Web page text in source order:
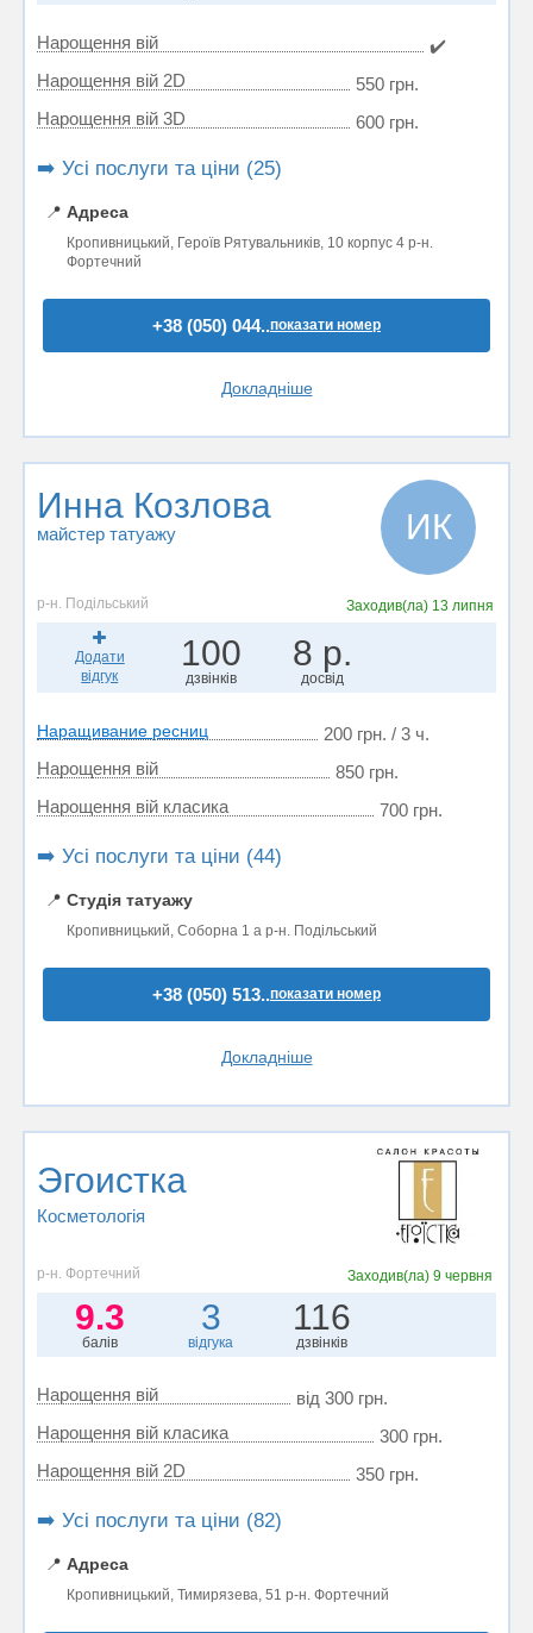
Нарощення вій
✔️
Нарощення вій 2D
550 грн.
Нарощення вій 3D
600 грн.
➡️ Усі послуги та ціни (25)
📍 Адреса
Кропивницький, Героїв Рятувальників, 10 корпус 4 р-н.
Фортечний
+38 (050) 044..показати номер
Докладніше
Инна Козлова
майстер татуажу ИК
р-н. Подільський Заходив(ла) 13 липня
Додати
відгук
100
дзвінків
8 р.
досвід
Наращивание ресниц
200 грн. / 3 ч.
Нарощення вій
850 грн.
Нарощення вій класика
700 грн.
➡️ Усі послуги та ціни (44)
📍 Студія татуажу
Кропивницький, Соборна 1 а р-н. Подільський
+38 (050) 513..показати номер
Докладніше
Эгоистка
Косметологія
р-н. Фортечний Заходив(ла) 9 червня
9.3
балів
3
відгука
116
дзвінків
Нарощення вій
від 300 грн.
Нарощення вій класика
300 грн.
Нарощення вій 2D
350 грн.
➡️ Усі послуги та ціни (82)
📍 Адреса
Кропивницький, Тимирязева, 51 р-н. Фортечний